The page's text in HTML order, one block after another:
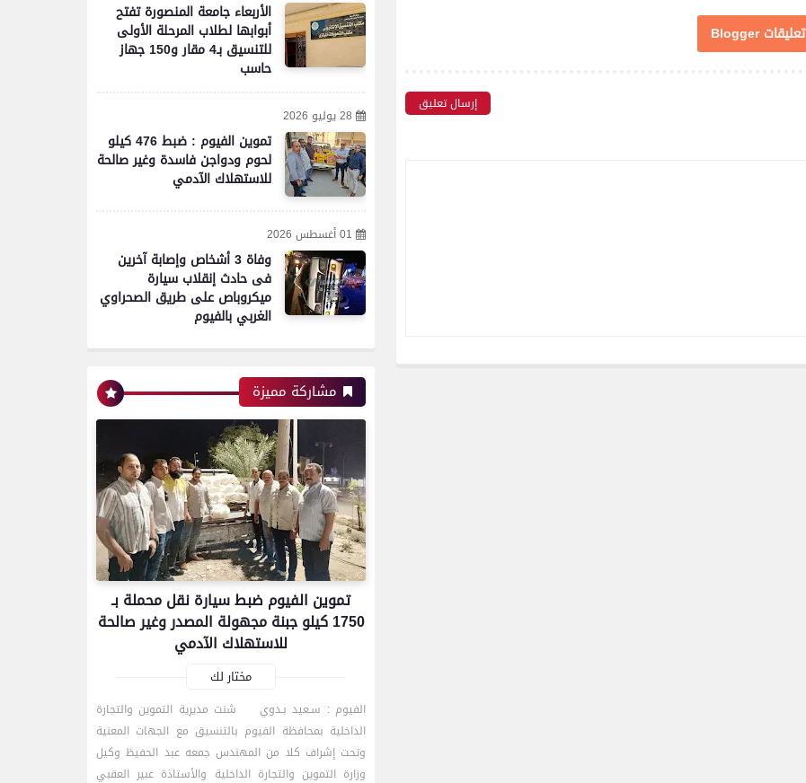
تعليقات Blogger
إرسال تعليق
الأربعاء جامعة المنصورة تفتح
أبوابها لطلاب المرحلة الأولى
للتنسيق بـ4 مقار و150 جهاز
حاسب
28 يوليو 2026
تموين الفيوم : ضبط 476 كيلو
لحوم ودواجن فاسدة وغير صالحة
للاستهلاك الآدمي
01 أغسطس 2026
وفاة 3 أشخاص وإصابة آخرين
فى حادث إنقلاب سيارة
ميكروباص على طريق الصحراوي
الغربي بالفيوم
مشاركة مميزة
تموين الفيوم ضبط سيارة نقل محملة بـ
1750 كيلو جبنة مجهولة المصدر وغير صالحة
للاستهلاك الآدمي
مختار لك
الفيوم : سـعيد بـدوي شنت مديرية التموين والتجارة
الداخلية بمحافظة الفيوم بالتنسيق مع الجهات المعنية
وتحت إشراف كلا من المهندس جمعه عبد الحفيظ وكيل
وزارة التموين والتجارة الداخلية والأستاذة عبير العقبي
محافظات